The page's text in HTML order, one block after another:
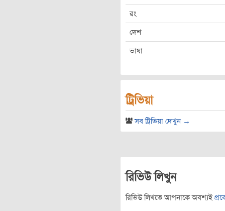
রং
দেশ
ভাষা
ট্রিভিয়া
সব ট্রিভিয়া দেখুন →
রিভিউ লিখুন
রিভিউ লিখতে আপনাকে অবশ্যই